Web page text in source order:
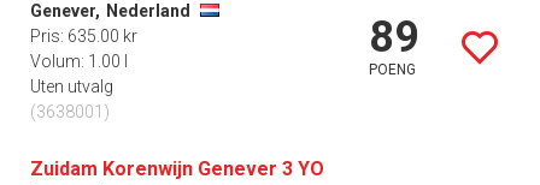
Genever, Nederland
Pris: 635.00 kr
Volum: 1.00 l
Uten utvalg
(3638001)
89
POENG
Zuidam Korenwijn Genever 3 YO